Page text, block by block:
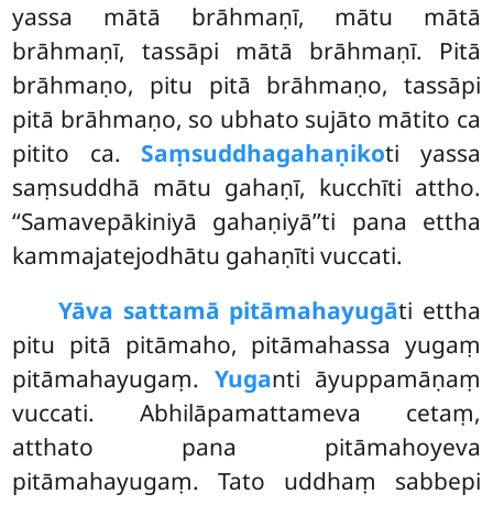
yassa mātā brāhmaṇī, mātu mātā
brāhmaṇī, tassāpi mātā brāhmaṇī. Pitā
brāhmaṇo, pitu pitā brāhmaṇo, tassāpi
pitā brāhmaṇo, so ubhato sujāto mātito ca
pitito ca. Saṃsuddhagahaṇikoti yassa
saṃsuddhā mātu gahaṇī, kucchīti attho.
‘‘Samavepākiniyā gahaṇiyā’’ti pana ettha
kammajatejodhātu gahaṇīti vuccati.
Yāva sattamā pitāmahayugāti ettha
pitu pitā pitāmaho, pitāmahassa yugaṃ
pitāmahayugaṃ. Yuganti āyuppamāṇaṃ
vuccati. Abhilāpamattameva cetaṃ,
atthato pana pitāmahoyeva
pitāmahayugaṃ. Tato uddhaṃ sabbepi